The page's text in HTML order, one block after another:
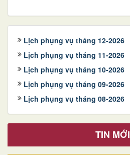
Lịch phụng vụ tháng 12-2026
Lịch phụng vụ tháng 11-2026
Lịch phụng vụ tháng 10-2026
Lịch phụng vụ tháng 09-2026
Lịch phụng vụ tháng 08-2026
TIN MỚI